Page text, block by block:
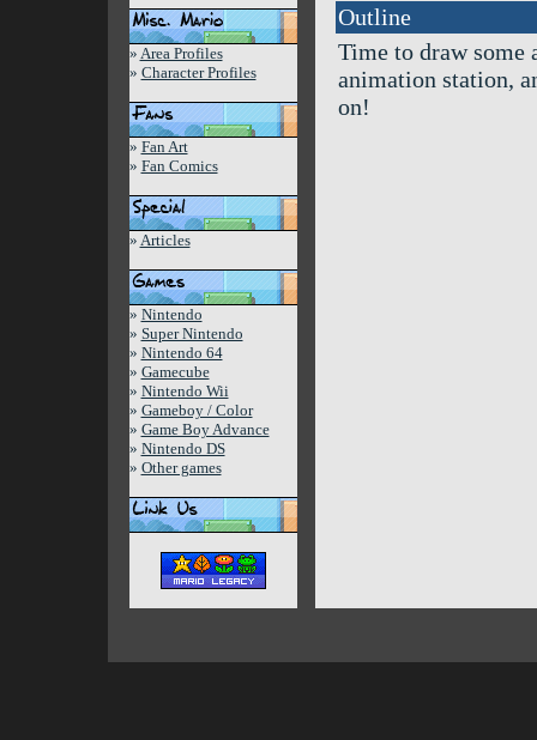
» Area Profiles
» Character Profiles
» Fan Art
» Fan Comics
» Articles
» Nintendo
» Super Nintendo
» Nintendo 64
» Gamecube
» Nintendo Wii
» Gameboy / Color
» Game Boy Advance
» Nintendo DS
» Other games
Outline
Time to draw some
animation station,
on!